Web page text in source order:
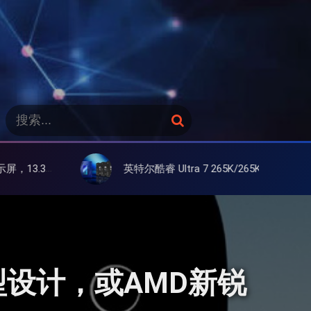
搜
索
：
搜
英特尔酷睿 Ultra 7 265K/265KF 官降100美元促销，快和酷睿 Ultra 5 差不多了
计，或AMD新锐